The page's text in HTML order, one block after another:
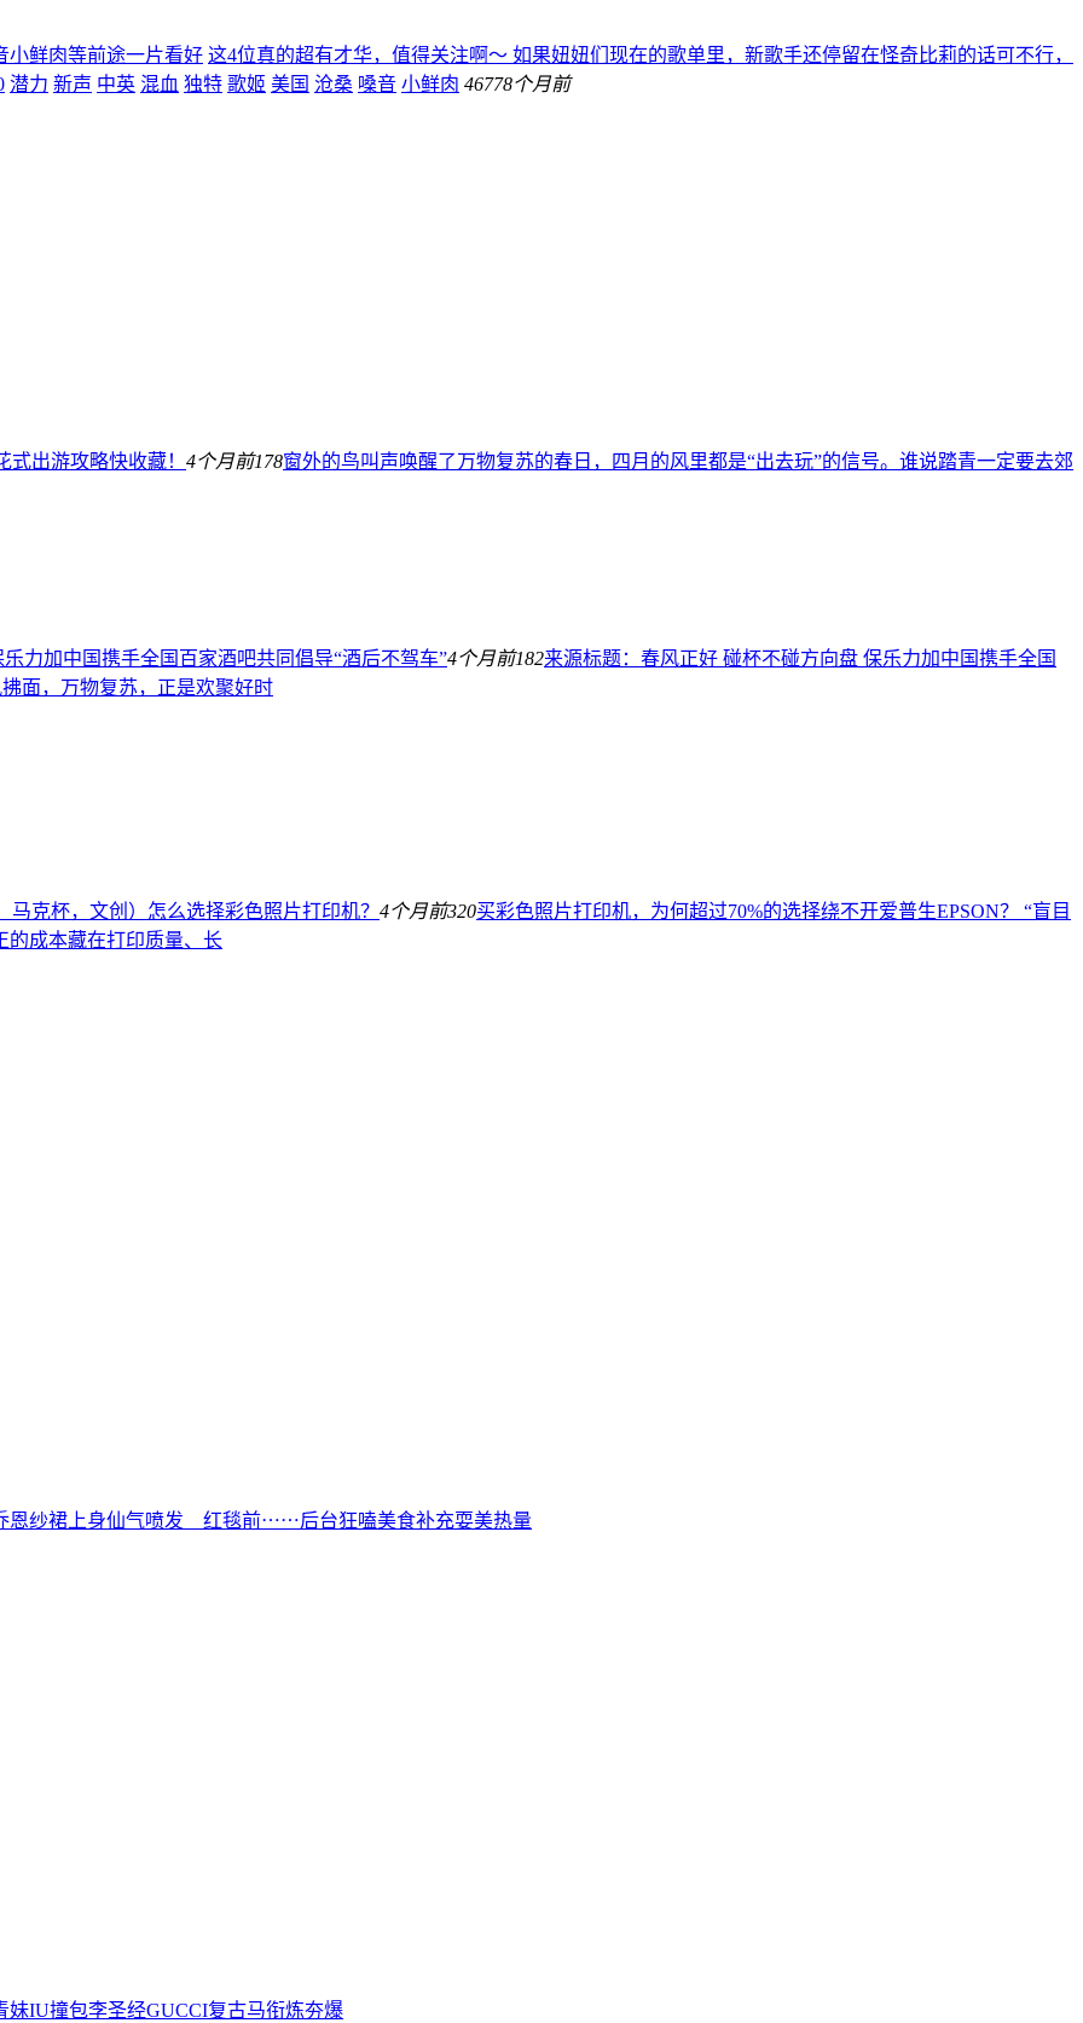
小鲜肉等前途一片看好 这4位真的超有才华，值得关注啊～ 如果妞妞们现在的歌单里，新歌手还停留在怪奇比莉的话可不行，
潜力 新声 中英 混血 独特 歌姬 美国 沧桑 嗓音 小鲜肉 46778个月前
式出游攻略快收藏！ 4个月前178窗外的鸟叫声唤醒了万物复苏的春日，四月的风里都是“出去玩”的信号。谁说踏青一定要去郊
力加中国携手全国百家酒吧共同倡导“酒后不驾车”4个月前182来源标题：春风正好 碰杯不碰方向盘 保乐力加中国携手全国
面，万物复苏，正是欢聚好时
克杯，文创）怎么选择彩色照片打印机？ 4个月前320买彩色照片打印机，为何超过70%的选择绕不开爱普生EPSON？ “盲目
成本藏在打印质量、长
恩纱裙上身仙气喷发 红毯前⋯⋯后台狂嗑美食补充耍美热量
妹IU撞包李圣经GUCCI复古马衔炼夯爆